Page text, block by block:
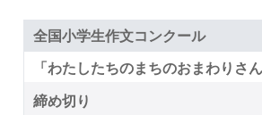
全国小学生作文コンクール
「わたしたちのまちのおまわりさん
締め切り